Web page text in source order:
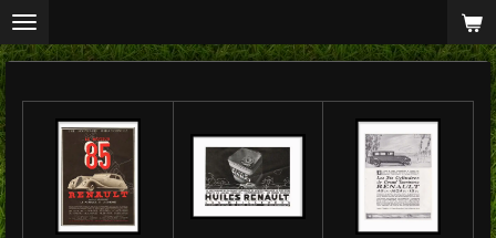
Ga
direct
hoofdinhoud